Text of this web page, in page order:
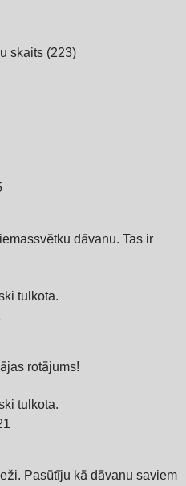
skaits (223)
dāvanu. Tas ir
tulkota.
rotājums!
tulkota.
Pasūtīju kā dāvanu saviem